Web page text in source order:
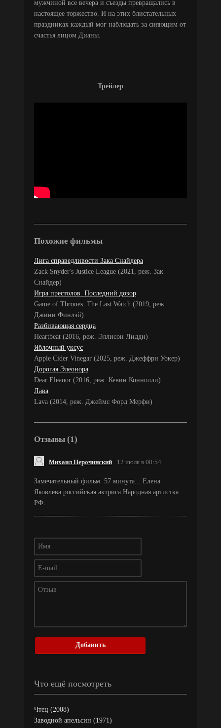
мужчиной все вечера и съезды превращались в
настоящее торжество. И на этих блистательных
праздниках каждый мог наблюдать за сияющим от
счастья лицом Дианы.
Трейлер
Похожие фильмы
Лига справедливости Зака Снайдера
Zack Snyder's Justice League (2021, реж. Зак
Снайдер)
Игра престолов. Последний дозор
Game of Thrones: The Last Watch (2019, реж.
Джини Финлэй)
Разбивающая сердца
Heartbeat (2016, реж. Эллисон Лидди)
Яблочный уксус
Apple Cider Vinegar (2025, реж. Джеффри Уокер)
Дорогая Элеонора
Dear Eleanor (2016, реж. Кевин Коннолли)
Лава
Lava (2014, реж. Джеймс Форд Мерфи)
Отзывы (1)
Михаил Перочинский 12 июля в 08:54
Замечательный фильм. 57 минута... Елена
Яковлева российская актриса Народная артистка
РФ.
Добавить
Что ещё посмотреть
Чтец (2008)
Заводной апельсин (1971)